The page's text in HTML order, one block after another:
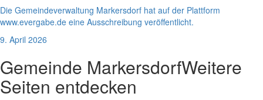
Die Gemeindeverwaltung Markersdorf hat auf der Plattform
www.evergabe.de eine Ausschreibung veröffentlicht.
9. April 2026
Gemeinde MarkersdorfWeitere
Seiten entdecken